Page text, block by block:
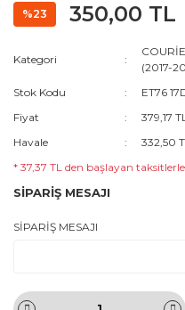
%23 350,00 TL
Kategori
(2017-
Stok Kodu
ET76
Fiyat
379,17
Havale
332,50
* 37,37 TL den başlayan
SİPARİŞ MESAJI
SİPARİŞ MESAJI